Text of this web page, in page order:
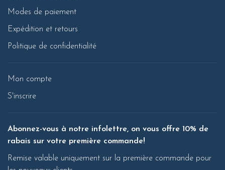
Modes de paiement
Expédition et retours
Politique de confidentialité
Mon compte
S'inscrire
Abonnez-vous à notre infolettre, on vous offre 10% de
rabais sur votre première commande!
Remise valable uniquement sur la première commande pour